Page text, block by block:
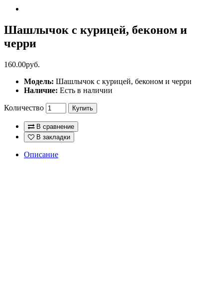
Шашлычок с курицей, беконом и
черри
160.00руб.
Модель: Шашлычок с курицей, беконом и черри
Наличие: Есть в наличии
Количество Купить
В сравнение
В закладки
Описание